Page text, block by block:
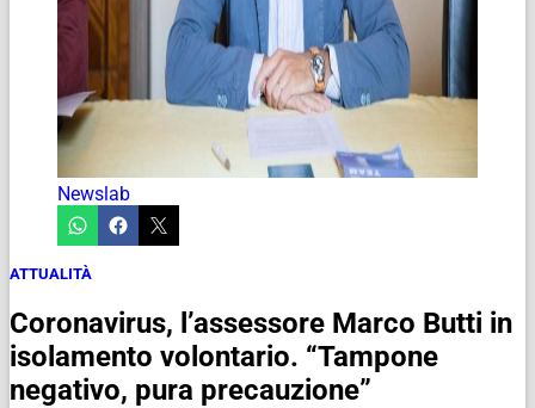
Newslab
ATTUALITÀ
Coronavirus, l’assessore Marco Butti in
isolamento volontario. “Tampone
negativo, pura precauzione”